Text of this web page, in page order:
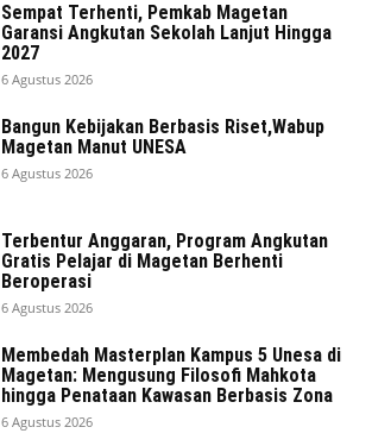
Sempat Terhenti, Pemkab Magetan
Garansi Angkutan Sekolah Lanjut Hingga
2027
6 Agustus 2026
Bangun Kebijakan Berbasis Riset,Wabup
Magetan Manut UNESA
6 Agustus 2026
Terbentur Anggaran, Program Angkutan
Gratis Pelajar di Magetan Berhenti
Beroperasi
6 Agustus 2026
Membedah Masterplan Kampus 5 Unesa di
Magetan: Mengusung Filosofi Mahkota
hingga Penataan Kawasan Berbasis Zona
6 Agustus 2026